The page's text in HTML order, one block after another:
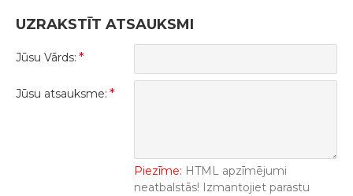
UZRAKSTĪT ATSAUKSMI
Jūsu Vārds:
Jūsu atsauksme:
Piezīme: HTML apzīmējumi
neatbalstās! Izmantojiet parastu